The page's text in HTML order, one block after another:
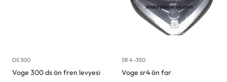
DS 300
Voge 300 ds ön fren levyesi
SR 4 -350
Voge sr4 ön far